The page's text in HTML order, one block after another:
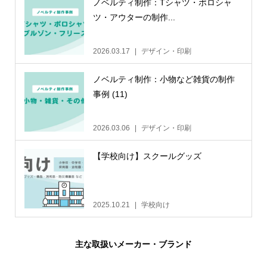
ノベルティ制作：Tシャツ・ポロシャ
ツ・アウターの制作...
2026.03.17 デザイン・印刷
ノベルティ制作：小物など雑貨の制作
事例 (11)
2026.03.06 デザイン・印刷
【学校向け】スクールグッズ
2025.10.21 学校向け
主な取扱いメーカー・ブランド